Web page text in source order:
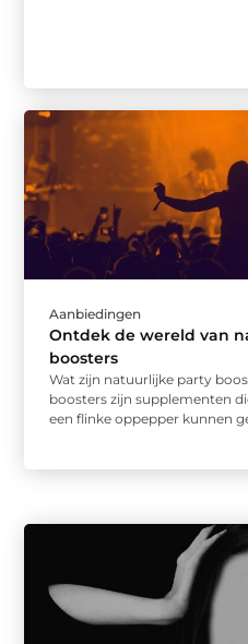
Aanbiedingen
Ontdek de wereld van
boosters
Wat zijn natuurlijke party
boosters zijn supplementen
een flinke oppepper kunnen